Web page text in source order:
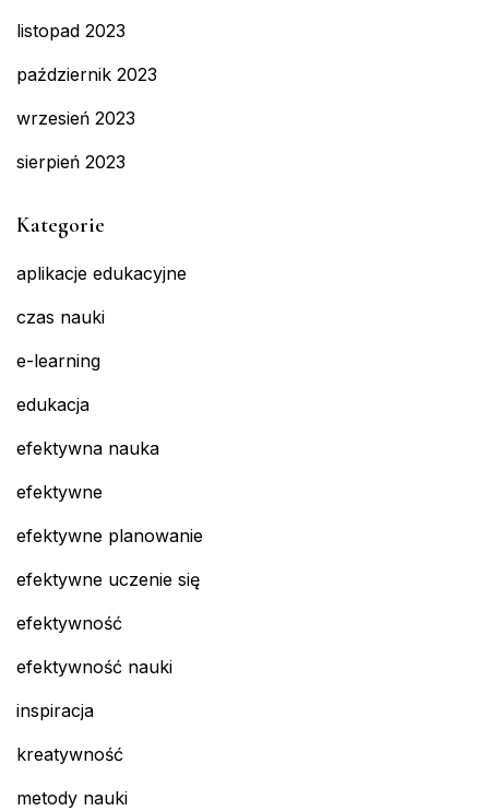
listopad 2023
październik 2023
wrzesień 2023
sierpień 2023
Kategorie
aplikacje edukacyjne
czas nauki
e-learning
edukacja
efektywna nauka
efektywne
efektywne planowanie
efektywne uczenie się
efektywność
efektywność nauki
inspiracja
kreatywność
metody nauki